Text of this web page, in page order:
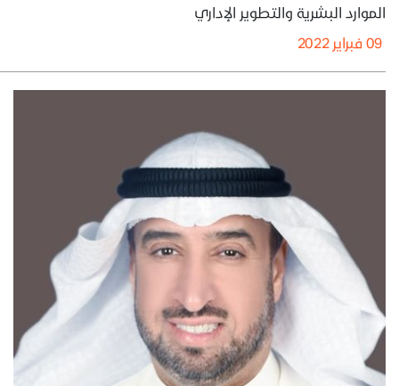
الموارد البشرية والتطوير الإداري